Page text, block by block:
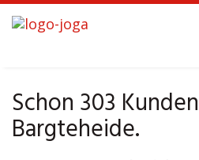
Skip
to
Schon 303
Bargteheide.